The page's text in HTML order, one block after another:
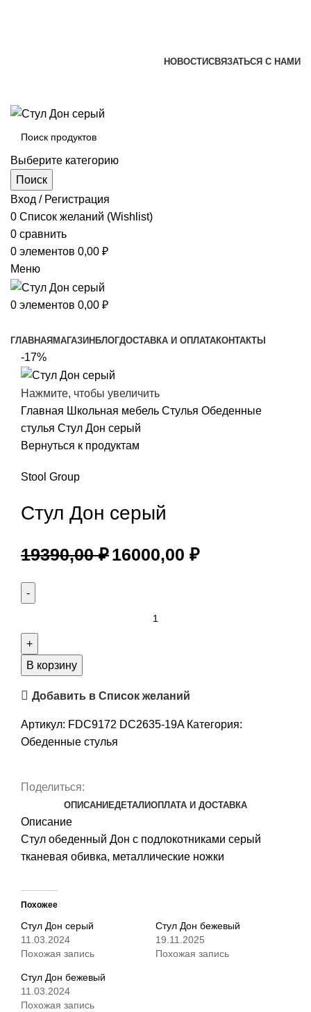
НОВОСТИСВЯЗАТЬСЯ С НАМИ
Выберите категорию
Поиск
Вход / Регистрация
0 Список желаний (Wishlist)
0 сравнить
0 элементов 0,00 ₽
Меню
0 элементов 0,00 ₽
ГЛАВНАЯМАГАЗИНБЛОГДОСТАВКА И ОПЛАТАКОНТАКТЫ
-17%
Нажмите, чтобы увеличить
Главная Школьная мебель Стулья Обеденные
стулья Стул Дон серый
Вернуться к продуктам
Stool Group
Стул Дон серый
19390,00₽16000,00 ₽
В корзину
Добавить в Список желаний
Артикул: FDC9172 DC2635-19A Категория:
Обеденные стулья
Поделиться:
ОПИСАНИЕДЕТАЛИОПЛАТА И ДОСТАВКА
Описание
Стул обеденный Дон с подлокотниками серый
тканевая обивка, металлические ножки
Похожее
Стул Дон серый
11.03.2024
Похожая запись
Стул Дон бежевый
19.11.2025
Похожая запись
Стул Дон бежевый
11.03.2024
Похожая запись